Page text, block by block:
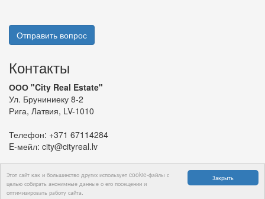
Закрыть
Этот сайт как и большинство других использует cookie-файлы с
целью собирать анонимные данные о его посещении и
оптимизировать работу сайта.
Отправить вопрос
Контакты
ООО "City Real Estate"
Ул. Бруниниеку 8-2
Рига, Латвия, LV-1010
Телефон: +371 67114284
E-мейл: city@cityreal.lv
© 2024 ООО "City Real Estate"